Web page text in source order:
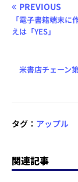
PREVIOUS
「電子書籍端末
えは「YES」
米書店チェーン
タグ： アップル
関連記事